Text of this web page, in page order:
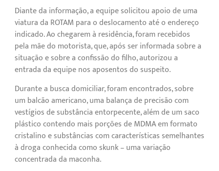
Diante da informação, a equipe solicitou apoio de uma
viatura da ROTAM para o deslocamento até o endereço
indicado. Ao chegarem à residência, foram recebidos
pela mãe do motorista, que, após ser informada sobre a
situação e sobre a confissão do filho, autorizou a
entrada da equipe nos aposentos do suspeito.
Durante a busca domiciliar, foram encontrados, sobre
um balcão americano, uma balança de precisão com
vestígios de substância entorpecente, além de um saco
plástico contendo mais porções de MDMA em formato
cristalino e substâncias com características semelhantes
à droga conhecida como skunk – uma variação
concentrada da maconha.